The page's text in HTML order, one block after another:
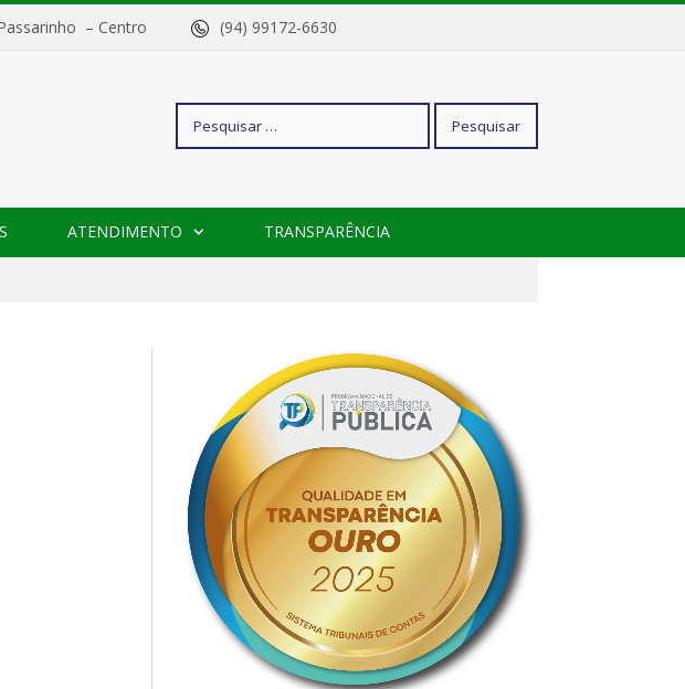
Passarinho – Centro (94) 99172-6630
Pesquisar
ATENDIMENTO TRANSPARÊNCIA